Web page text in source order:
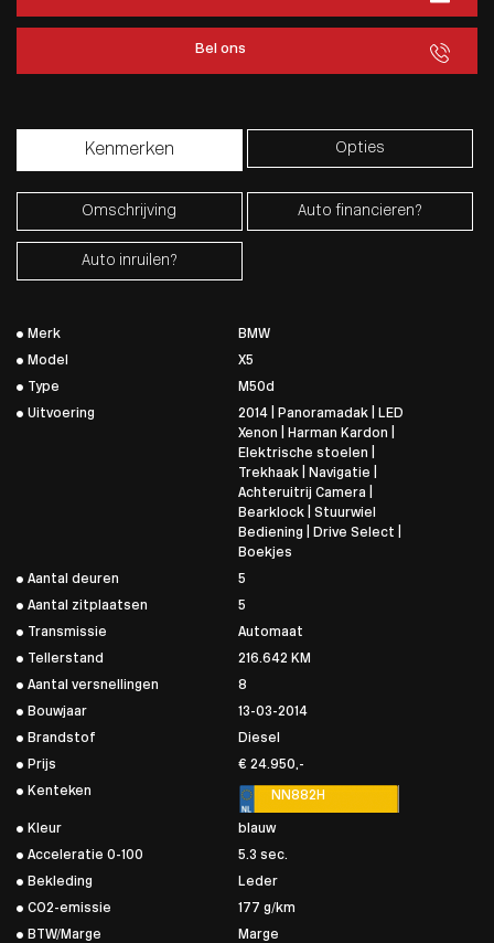
Bel ons
Kenmerken Opties
Omschrijving Auto financieren?
Auto inruilen?
Merk
BMW
Model
X5
Type
M50d
Uitvoering
2014 | Panoramadak | LED
Xenon | Harman Kardon |
Elektrische stoelen |
Trekhaak | Navigatie |
Achteruitrij Camera |
Bearklock | Stuurwiel
Bediening | Drive Select |
Boekjes
Aantal deuren
5
Aantal zitplaatsen
5
Transmissie
Automaat
Tellerstand
216.642 KM
Aantal versnellingen
8
Bouwjaar
13-03-2014
Brandstof
Diesel
Prijs
€ 24.950,-
Kenteken
NN882H
Kleur
blauw
Acceleratie 0-100
5.3 sec.
Bekleding
Leder
CO2-emissie
177 g/km
BTW/Marge
Marge